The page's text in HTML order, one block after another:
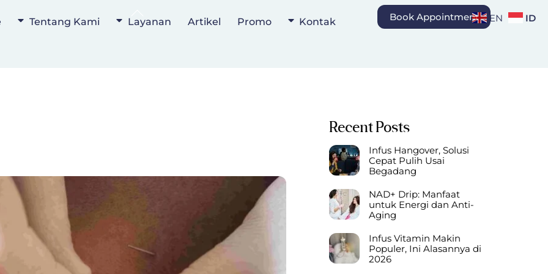
Tentang Kami Layanan Artikel Promo Kontak Book Appointment
Recent Posts
Infus Hangover, Solusi
Cepat Pulih Usai
Begadang
NAD+ Drip: Manfaat
untuk Energi dan Anti-
Aging
Infus Vitamin Makin
Populer, Ini Alasannya di
2026
To
EN ID